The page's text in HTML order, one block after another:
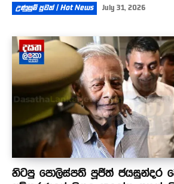
උණුසුම් පුවත් | Hot News July 31, 2026
හිටපු පොලිස්පති පූජිත් ජයසුන්දර